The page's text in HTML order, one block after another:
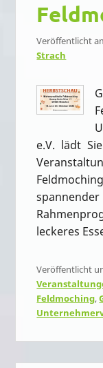
Veröffentlicht
Strach
e.V. lädt
leckeres
Veröffentlicht
Feldmoching,